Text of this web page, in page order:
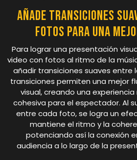
Añade transiciones
fotos para una
Para lograr una presentación
video con fotos al ritmo de la
añadir transiciones suaves entre
transiciones permiten una mejor
visual, creando una
cohesiva para el espectador. Al
entre cada foto, se logra un
mantiene el ritmo y la
potenciando así la conexión
audiencia a lo largo de la